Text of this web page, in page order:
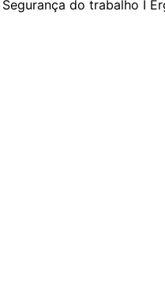
do trabalho I